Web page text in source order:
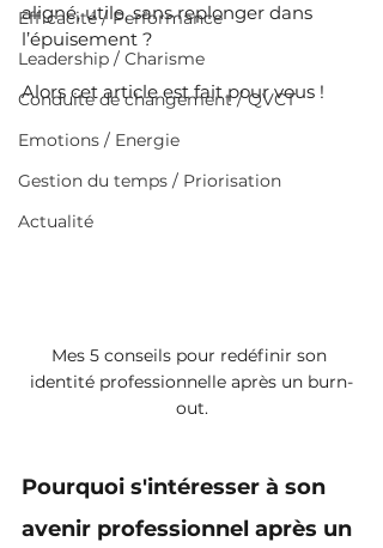
Efficacité / Performance
Leadership / Charisme
Conduite de changement / QVCT
Emotions / Energie
Gestion du temps / Priorisation
Actualité
aligné, utile, sans replonger dans
l’épuisement ?
Alors cet article est fait pour vous !
Mes 5 conseils pour redéfinir son
identité professionnelle après un burn-
out.
Pourquoi s'intéresser à son
avenir professionnel après un